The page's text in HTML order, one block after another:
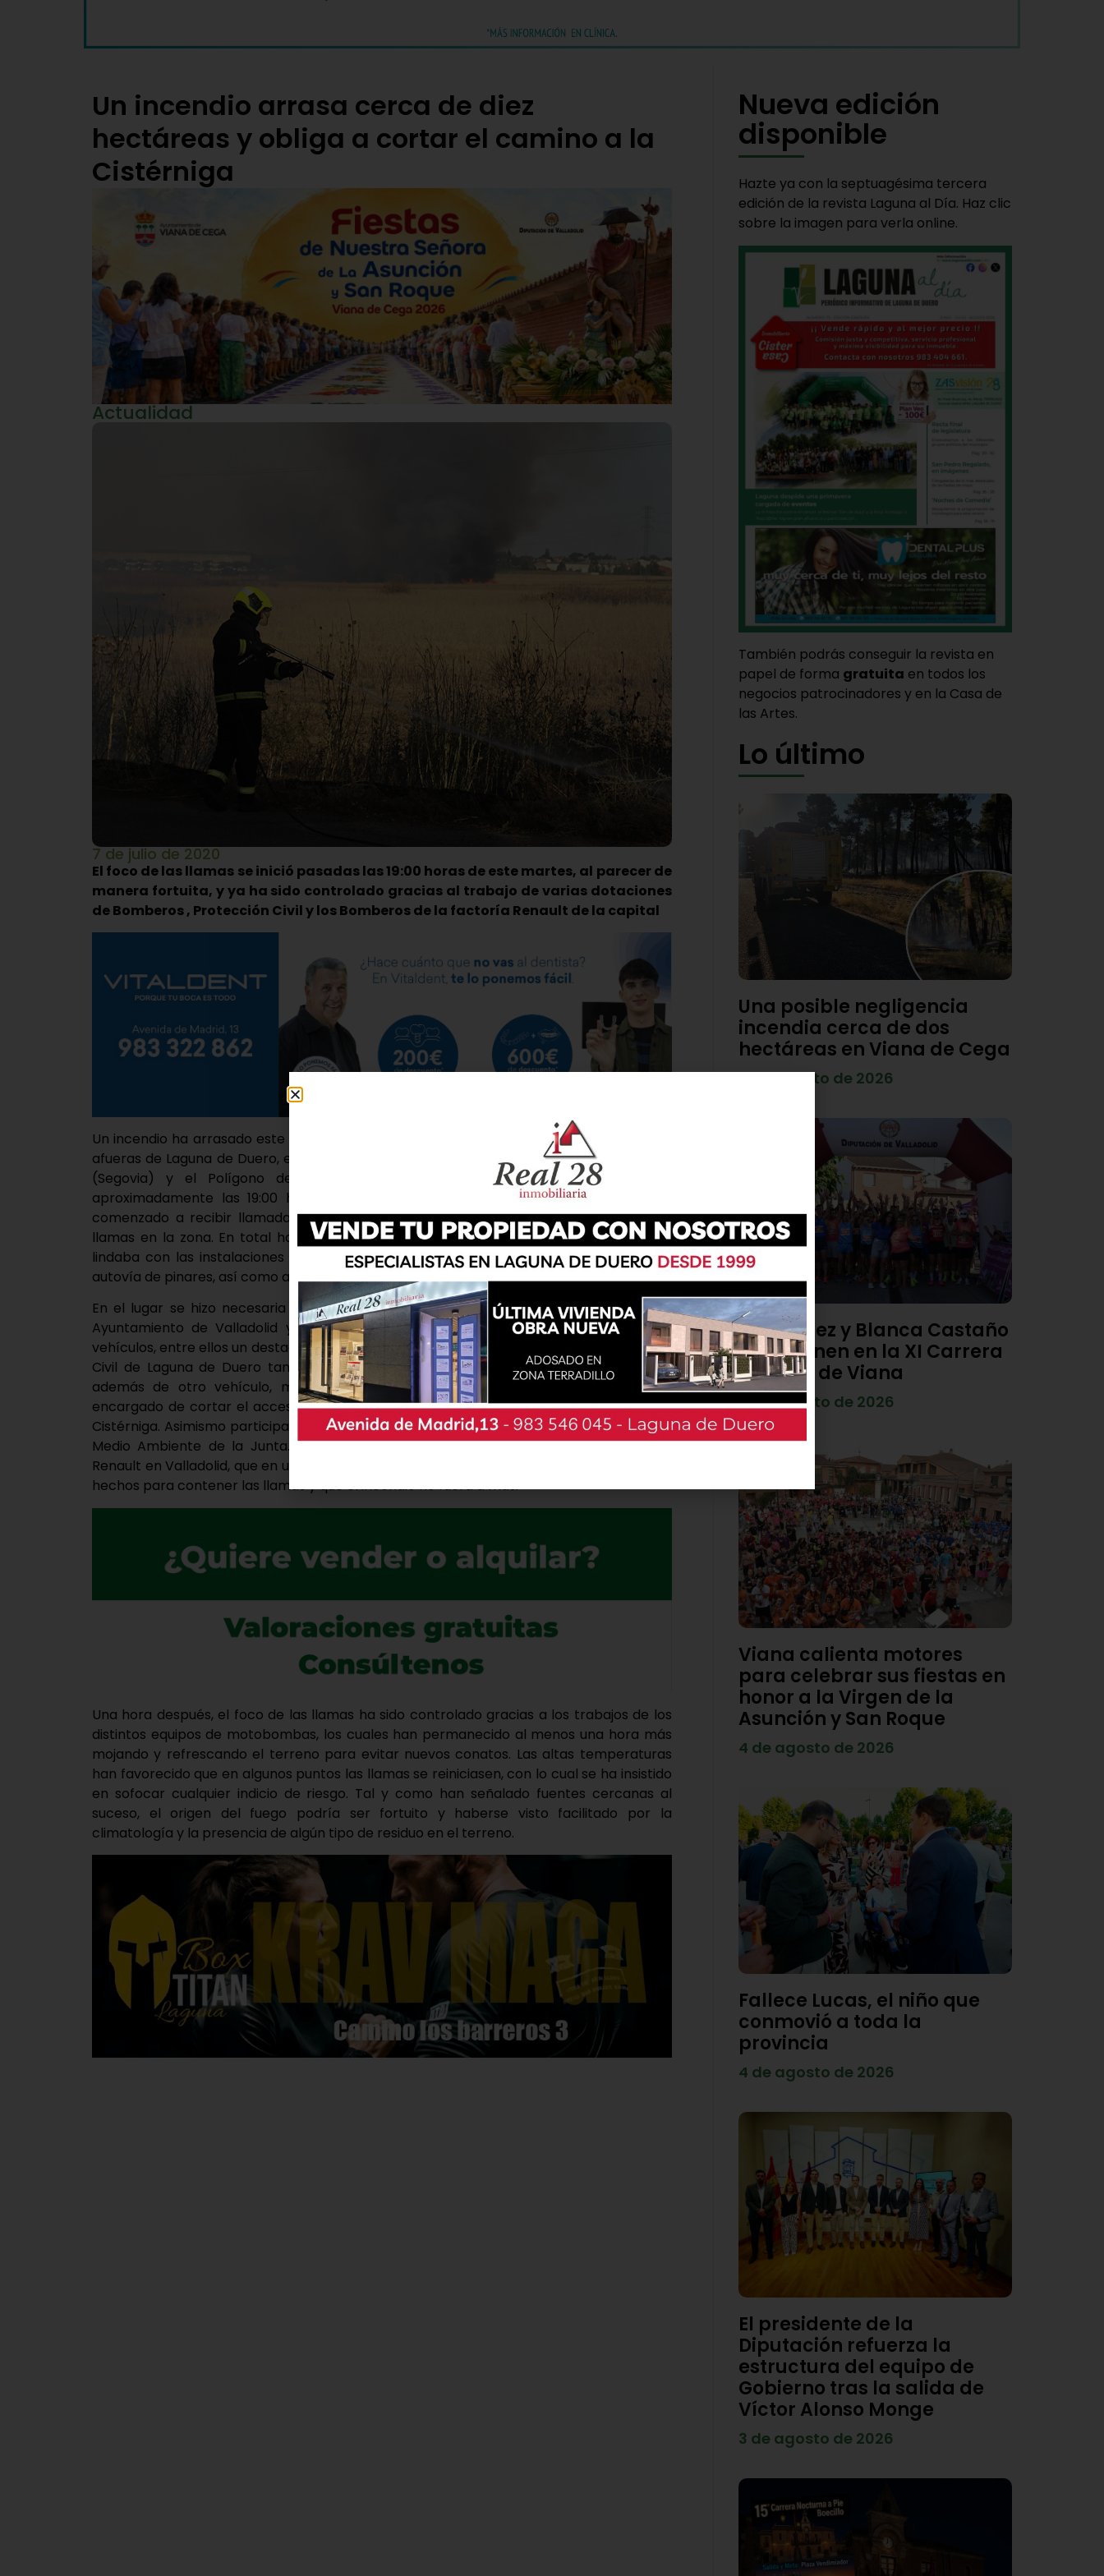
Un incendio arrasa cerca de diez
hectáreas y obliga a cortar el camino a la
Cistérniga
Actualidad
7 de julio de 2020
El foco de las llamas se inició pasadas las 19:00 horas de este martes, al parecer de
manera fortuita, y ya ha sido controlado gracias al trabajo de varias dotaciones
de Bomberos , Protección Civil y los Bomberos de la factoría Renault de la capital
Un incendio ha arrasado este martes cerca de diez hectáreas de tierras de cultivo a las
afueras de Laguna de Duero, entre el Camino de Laguna a la Cistérniga, la autovía A-601
(Segovia) y el Polígono de Los Alamares. El foco del fuego ha arrancado a
aproximadamente las 19:00 horas, cuando los servicios de emergencias del 112 han
comenzado a recibir llamadas de distintos testigos que confirmaban la presencia de
llamas en la zona. En total han sido 70 llamadas de alerta acerca de un incendio que
lindaba con las instalaciones de Renault y que amenazaba con acercarse a la propia
autovía de pinares, así como a otros complejos empresariales.
En el lugar se hizo necesaria la presencia de hasta tres dotaciones de bomberos del
Ayuntamiento de Valladolid y de la Consejería de Medio Ambiente, así como otros
vehículos, entre ellos un destacamento de Bomberos de Renault en la capital. Protección
Civil de Laguna de Duero también ha participado en las labores con su motobomba
además de otro vehículo, mientras que la Guardia Civil y la Policía Local se han
encargado de cortar el acceso al tráfico temporalmente en el Camino de Laguna a la
Cistérniga. Asimismo participaron en la coordinación de las labores algunos vehículos de
Medio Ambiente de la Junta. Importante papel tuvieron los equipos de extinción de
Renault en Valladolid, que en un primer momento fueron los que acudieron al lugar de los
hechos para contener las llamas y que el incendio no fuera a más.
Una hora después, el foco de las llamas ha sido controlado gracias a los trabajos de los
distintos equipos de motobombas, los cuales han permanecido al menos una hora más
mojando y refrescando el terreno para evitar nuevos conatos. Las altas temperaturas
han favorecido que en algunos puntos las llamas se reiniciasen, con lo cual se ha insistido
en sofocar cualquier indicio de riesgo. Tal y como han señalado fuentes cercanas al
suceso, el origen del fuego podría ser fortuito y haberse visto facilitado por la
climatología y la presencia de algún tipo de residuo en el terreno.
Nueva edición
disponible
Hazte ya con la septuagésima tercera
edición de la revista Laguna al Día. Haz clic
sobre la imagen para verla online.
También podrás conseguir la revista en
papel de forma gratuita en todos los
negocios patrocinadores y en la Casa de
las Artes.
Lo último
Una posible negligencia
incendia cerca de dos
hectáreas en Viana de Cega
7 de agosto de 2026
Diego Díez y Blanca Castaño
se imponen en la XI Carrera
Popular de Viana
4 de agosto de 2026
Viana calienta motores
para celebrar sus fiestas en
honor a la Virgen de la
Asunción y San Roque
4 de agosto de 2026
Fallece Lucas, el niño que
conmovió a toda la
provincia
4 de agosto de 2026
El presidente de la
Diputación refuerza la
estructura del equipo de
Gobierno tras la salida de
Víctor Alonso Monge
3 de agosto de 2026